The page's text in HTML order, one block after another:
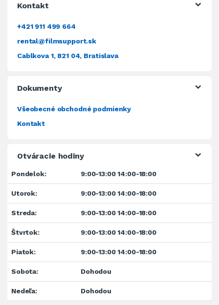
Kontakt
+421 911 499 664
rental@filmsupport.sk
Cablkova 1, 821 04, Bratislava
Dokumenty
Všeobecné obchodné podmienky
Kontakt
Otváracie hodiny
Pondelok: 9:00-13:00 14:00-18:00
Utorok: 9:00-13:00 14:00-18:00
Streda: 9:00-13:00 14:00-18:00
Štvrtok: 9:00-13:00 14:00-18:00
Piatok: 9:00-13:00 14:00-18:00
Sobota: Dohodou
Nedeľa: Dohodou